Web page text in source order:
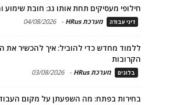
חילופי מעסיקים תחת אותו גג: חובת
דיני עבודה מערכת HRus -
04/08/2026
ללמוד מחדש כדי להוביל: איך להכשיר את
הקרובות
בלוגים מערכת HRus -
03/08/2026
בחירות בפתח: מה השפעתן על מקום